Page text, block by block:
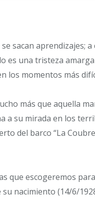
sacan aprendizajes;
es una tristeza
los momentos más
más que aquella
a su mirada en los
del barco “La
que escogeremos
su nacimiento (14/6/